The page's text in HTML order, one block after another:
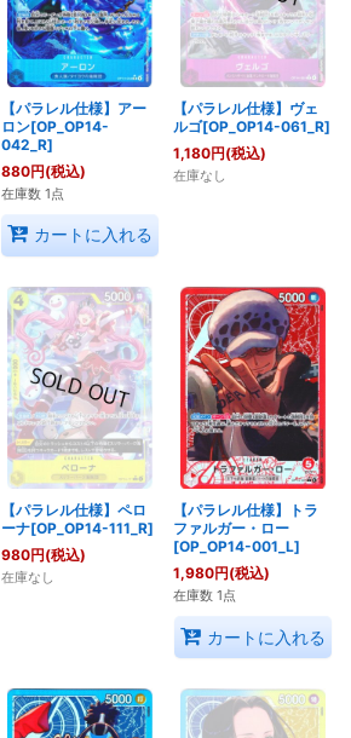
【パラレル仕様】アー
ロン[OP_OP14-
042_R]
880円(税込)
在庫数 1点
カートに入れる
【パラレル仕様】ヴェ
ルゴ[OP_OP14-061_R]
1,180円(税込)
在庫なし
【パラレル仕様】ペロ
ーナ[OP_OP14-111_R]
980円(税込)
在庫なし
【パラレル仕様】トラ
ファルガー・ロー
[OP_OP14-001_L]
1,980円(税込)
在庫数 1点
カートに入れる